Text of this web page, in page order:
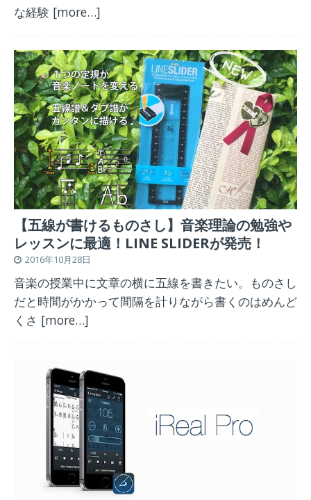
な経験 [more…]
【五線が書けるものさし】音楽理論の勉強や
レッスンに最適！LINE SLIDERが発売！
2016年10月28日
音楽の授業中に文章の横に五線を書きたい。ものさし
だと時間がかかって間隔を計りながら書くのはめんど
くさ [more…]